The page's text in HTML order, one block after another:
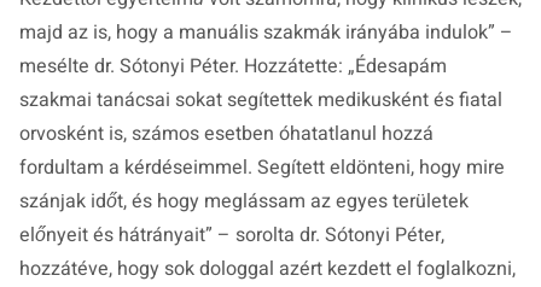
majd az is, hogy a manuális szakmák irányába indulok” –
mesélte dr. Sótonyi Péter. Hozzátette: „Édesapám
szakmai tanácsai sokat segítettek medikusként és fiatal
orvosként is, számos esetben óhatatlanul hozzá
fordultam a kérdéseimmel. Segített eldönteni, hogy mire
szánjak időt, és hogy meglássam az egyes területek
előnyeit és hátrányait” – sorolta dr. Sótonyi Péter,
hozzátéve, hogy sok dologgal azért kezdett el foglalkozni,